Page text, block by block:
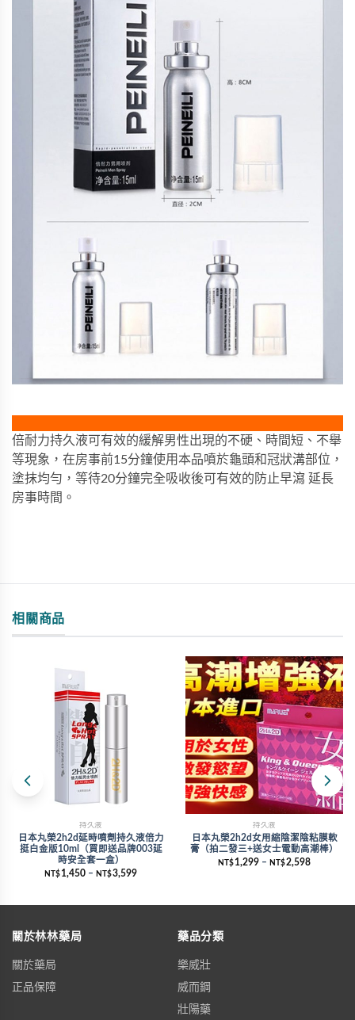
倍耐力持久液可有效的緩解男性出現的不硬、時間短、不舉
等現象，在房事前15分鐘使用本品噴於龜頭和冠狀溝部位，
塗抹均勻，等待20分鐘完全吸收後可有效的防止早瀉 延長
房事時間。
相關商品
持久液
日本丸榮2h2d延時噴劑持久液倍力
挺白金版10ml（買即送品牌003延
時安全套一盒）
NT$ 1,450 – NT$3,599
持久液
日本丸榮2h2d女用縮陰潔陰粘膜軟
膏（拍二發三+送女士電動高潮棒）
NT$ 1,299 – NT$2,598
關於林林藥局
關於藥局
正品保障
藥品分類
樂威壯
威而鋼
壯陽藥